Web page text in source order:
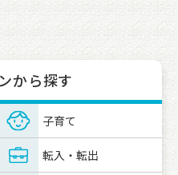
から探す
子育て
転入・転出